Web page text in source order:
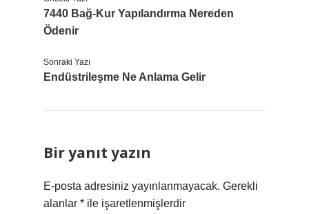
7440 Bağ-Kur Yapılandırma Nereden
Ödenir
Sonraki Yazı
Endüstrileşme Ne Anlama Gelir
Bir yanıt yazın
E-posta adresiniz yayınlanmayacak. Gerekli
alanlar * ile işaretlenmişlerdir